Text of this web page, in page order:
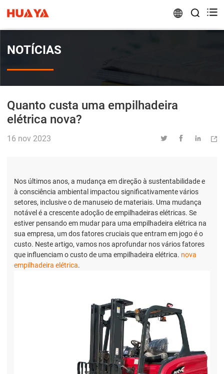
 
NOTÍCIAS
Quanto custa uma empilhadeira
elétrica nova?
16 nov 2023    
Nos últimos anos, a mudança em direção à sustentabilidade e
à consciência ambiental impactou significativamente vários
setores, inclusive o de manuseio de materiais. Uma mudança
notável é a crescente adoção de empilhadeiras elétricas. Se
estiver pensando em mudar para uma empilhadeira elétrica na
sua empresa, um dos fatores cruciais que entram em jogo é o
custo. Neste artigo, vamos nos aprofundar nos vários fatores
que influenciam o custo de uma empilhadeira elétrica. nova
empilhadeira elétrica.